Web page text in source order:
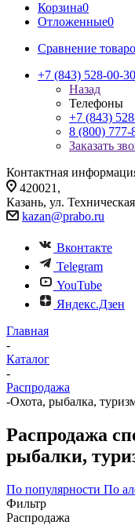
Корзина0
Отложенные0
Сравнение
+7 (843) 528-00-30
Назад
Телефоны
+7 (843)
8 (800) 777-
Заказать
Контактная
420021,
Казань, ул.
kazan@prabo.ru
Вконтакте
Telegram
YouTube
Яндекс.Дзен
Главная
-
Каталог
-
Распродажа
-Охота, рыбалка,
Распродажа
рыбалки,
По популярности По
Фильтр
Распродажа